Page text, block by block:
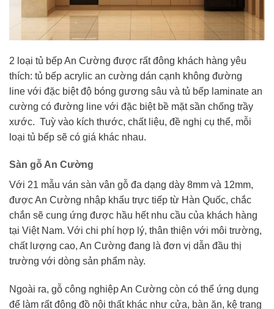
2 loại tủ bếp An Cường được rất đông khách hàng yêu
thích: tủ bếp acrylic an cường dán cạnh không đường
line với đặc biệt độ bóng gương sâu và tủ bếp laminate an
cường có đường line với đặc biệt bề mặt sần chống trầy
xước. Tuỳ vào kích thước, chất liệu, đề nghị cụ thể, mỗi
loại tủ bếp sẽ có giá khác nhau.
Sàn gỗ An Cường
Với 21 mẫu ván sàn vân gỗ đa dạng dày 8mm và 12mm,
được An Cường nhập khẩu trực tiếp từ Hàn Quốc, chắc
chắn sẽ cung ứng được hầu hết nhu cầu của khách hàng
tại Việt Nam. Với chi phí hợp lý, thân thiện với môi trường,
chất lượng cao, An Cường đang là đơn vị dẫn đầu thị
trường với dòng sản phẩm này.
Ngoài ra, gỗ công nghiệp An Cường còn có thể ứng dụng
để làm rất đông đồ nội thất khác như cửa, bàn ăn, kệ trang